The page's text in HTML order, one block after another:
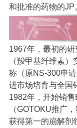
和批准的药物的JP
1967年，最初的研
（羧甲基纤维素
称（原NS-300申
进市场培育与全国
1982年，开始销售
（GOTOKU推广，
获得第一的崩解剂